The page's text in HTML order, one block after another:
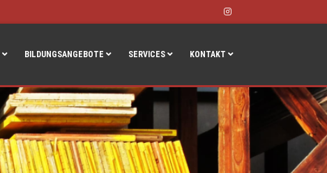
BILDUNGSANGEBOTE SERVICES KONTAKT